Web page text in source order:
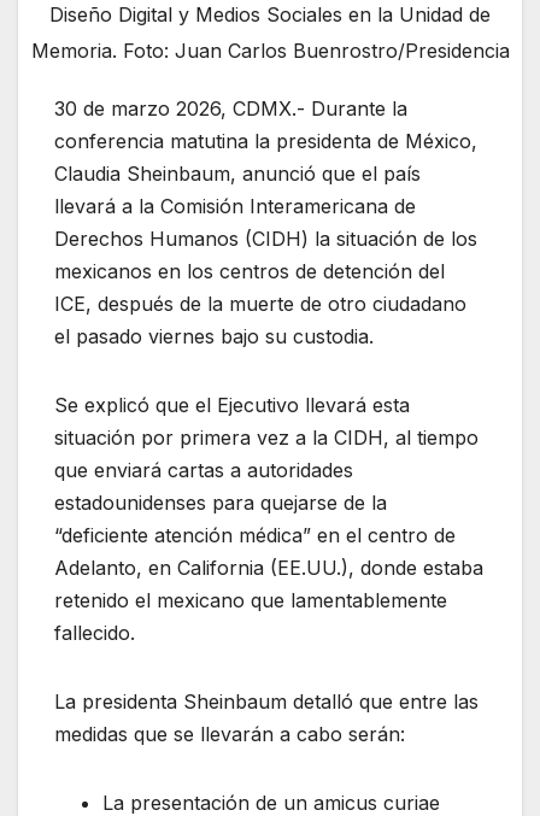
Diseño Digital y Medios Sociales en la Unidad de
Memoria. Foto: Juan Carlos Buenrostro/Presidencia
30 de marzo 2026, CDMX.- Durante la
conferencia matutina la presidenta de México,
Claudia Sheinbaum, anunció que el país
llevará a la Comisión Interamericana de
Derechos Humanos (CIDH) la situación de los
mexicanos en los centros de detención del
ICE, después de la muerte de otro ciudadano
el pasado viernes bajo su custodia.
Se explicó que el Ejecutivo llevará esta
situación por primera vez a la CIDH, al tiempo
que enviará cartas a autoridades
estadounidenses para quejarse de la
“deficiente atención médica” en el centro de
Adelanto, en California (EE.UU.), donde estaba
retenido el mexicano que lamentablemente
fallecido.
La presidenta Sheinbaum detalló que entre las
medidas que se llevarán a cabo serán:
La presentación de un amicus curiae